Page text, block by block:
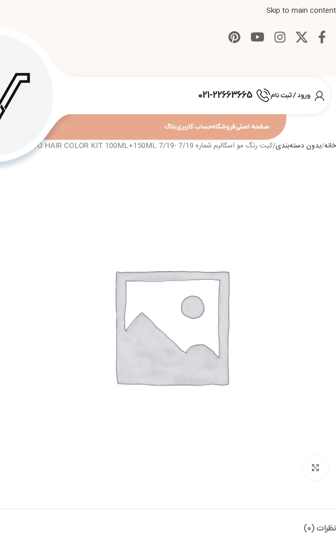
Skip to main content
ورود / ثبت نام 021-22663665
صفحه اصلیفروشگاهحساب کاربریبلاگ
خانه بدون دسته‌بندی کیت رنگ مو اسکالیم شماره 7/19 -ESKALIM C.O HAIR COLOR KIT 100ML+150ML 7/19
نظرات (0)